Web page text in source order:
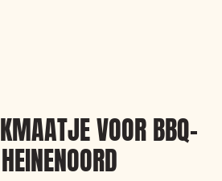
VOOR BBQ-